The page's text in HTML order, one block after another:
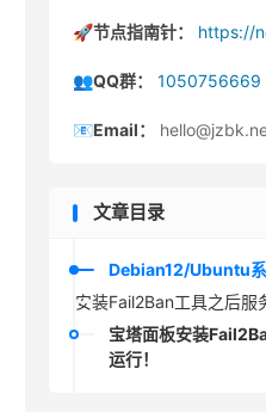
🚀节点指南针： https://
👥QQ群： 1050756669
📧Email：
文章目录
Debian12/Ubuntu系
安装Fail2Ban工具之后服
宝塔面板安装
运行！